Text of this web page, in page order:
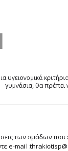
υγειονομικά
γυμνάσια, θα πρέπει
των ομάδων
e-mail